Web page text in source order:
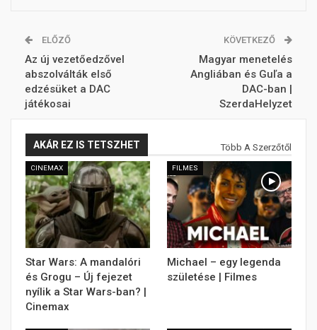
ELŐZŐ
Az új vezetőedzővel
abszolválták első
edzésüket a DAC
játékosai
KÖVETKEZŐ
Magyar menetelés
Angliában és Guľa a
DAC-ban |
SzerdaHelyzet
AKÁR EZ IS TETSZHET Több A Szerzőtől
CINEMAX
Star Wars: A mandalóri
és Grogu – Új fejezet
nyílik a Star Wars-ban? |
Cinemax
FILMES
Michael – egy legenda
születése | Filmes